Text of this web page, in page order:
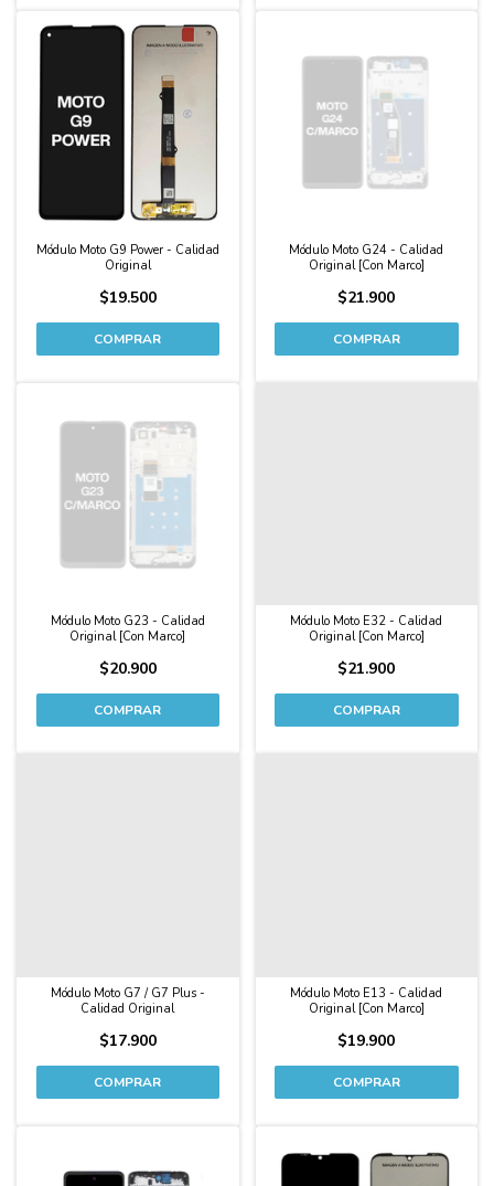
Módulo Moto G9 Power - Calidad
Original
$19.500
Módulo Moto G24 - Calidad
Original [Con Marco]
$21.900
Módulo Moto G23 - Calidad
Original [Con Marco]
$20.900
Módulo Moto E32 - Calidad
Original [Con Marco]
$21.900
Módulo Moto G7 / G7 Plus -
Calidad Original
$17.900
Módulo Moto E13 - Calidad
Original [Con Marco]
$19.900